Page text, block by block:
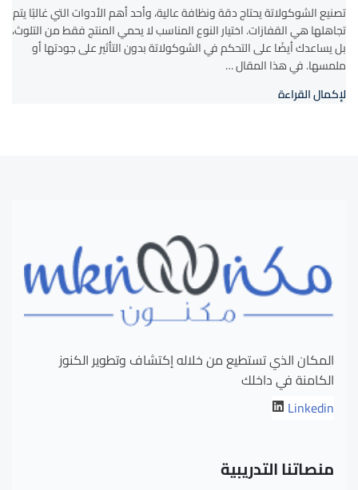
تصنيع الشوكولاتة يحتاج دقة ونظافة عالية، وأحد أهم الأدوات التي غالبًا يتم
تجاهلها هي القفازات. اختيار النوع المناسب لا يحمي المنتج فقط من التلوث،
بل يساعدك أيضًا على التحكم في الشوكولاتة بدون التأثير على جودتها أو
ملمسها. في هذا المقال …
لإكمال القراءة
المكان الذي تستطيع من خلاله إكتشاف وتطوير الكنوز
الكامنة في داخلك
Linkedin
منصاتنا التدريبية